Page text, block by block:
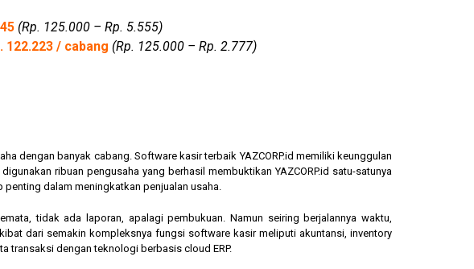
(Rp. 125.000 – Rp. 5.555)
122.223 / cabang (Rp. 125.000 – Rp. 2.777)
dengan banyak cabang. Software kasir terbaik YAZCORP.id memiliki keunggulan
ribuan pengusaha yang berhasil membuktikan YAZCORP.id satu-satunya
dalam meningkatkan penjualan usaha.
tidak ada laporan, apalagi pembukuan. Namun seiring berjalannya waktu,
dari semakin kompleksnya fungsi software kasir meliputi akuntansi, inventory
transaksi dengan teknologi berbasis cloud ERP.